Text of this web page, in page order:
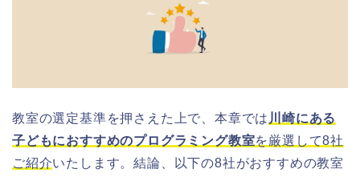
教室の選定基準を押さえた上で、本章では 川崎にある
子どもにおすすめのプログラミング教室を厳選して8社
ご紹介いたします。結論、以下の8社がおすすめの教室